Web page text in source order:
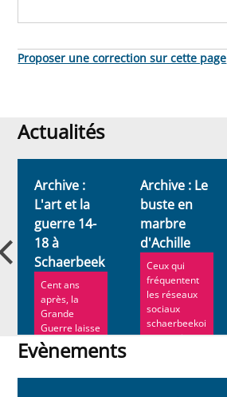
Proposer une correction sur cette page
Actualités
Actualités
Archive :
L'art et la
guerre 14-
18 à
Schaerbeek
Cent ans
après, la
Grande
Guerre laisse
encore un
souvenir
Archive : Le
buste en
marbre
d'Achille
Ceux qui
fréquentent
les réseaux
sociaux
schaerbeekoi
s connaissent
Evènements
Evènements